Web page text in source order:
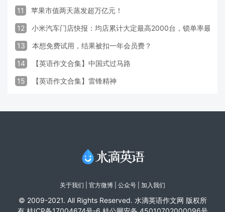
11 苹果市值两天蒸发超万亿元！
12 小米汽车门店快报：均店累计大定最高2000台，锁单率最高
13 本想免费试用，结果被扣一年会员费？
14 【英语作文合集】中国式过马路
15 【英语作文合集】雷锋精神
关于我们 官方微博 | 公众号 | 加入我们
© 2009-2021. All Rights Reserved. 水滴英语作文网 版权所